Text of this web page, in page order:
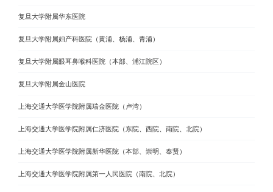
复旦大学附属华东医院
复旦大学附属妇产科医院（黄浦、杨浦、青浦）
复旦大学附属眼耳鼻喉科医院（本部、浦江院区）
复旦大学附属金山医院
上海交通大学医学院附属瑞金医院（卢湾）
上海交通大学医学院附属仁济医院（东院、西院、南院、北院）
上海交通大学医学院附属新华医院（本部、崇明、奉贤）
上海交通大学医学院附属第一人民医院（南院、北院）